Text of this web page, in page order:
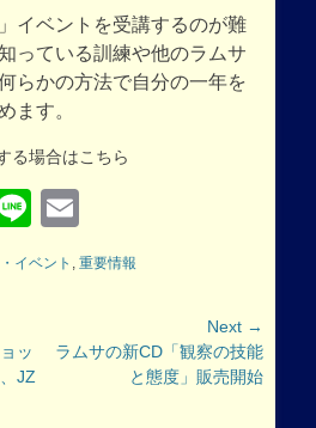
イベントを受講するのが難
っている訓練や他のラムサ
らかの方法で自分の一年を
ます。
る場合はこちら
Line
イベント 重要情報
ッ
JZ
Next →
Next
ラムサの新CD「観察の技能
と態度」販売開始